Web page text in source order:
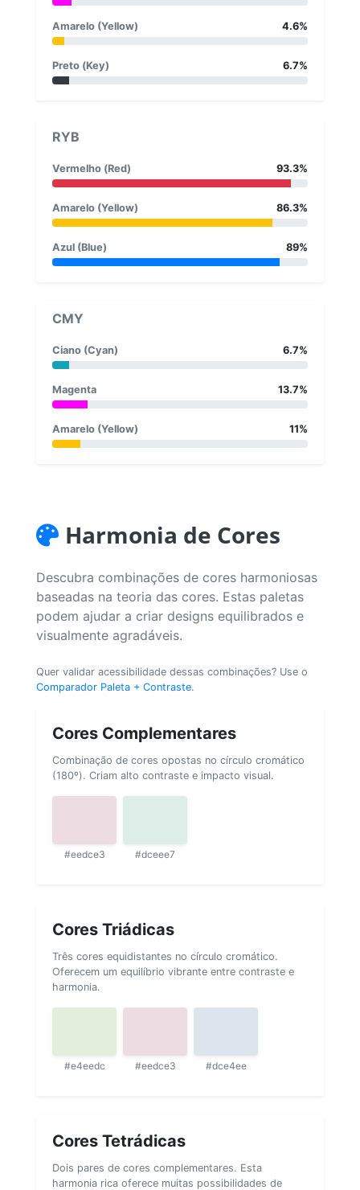
Amarelo (Yellow) 4.6%
Preto (Key) 6.7%
RYB
Vermelho (Red) 93.3%
Amarelo (Yellow) 86.3%
Azul (Blue) 89%
CMY
Ciano (Cyan) 6.7%
Magenta 13.7%
Amarelo (Yellow) 11%
Harmonia de Cores
Descubra combinações de cores harmoniosas
baseadas na teoria das cores. Estas paletas
podem ajudar a criar designs equilibrados e
visualmente agradáveis.
Quer validar acessibilidade dessas combinações? Use o
Comparador Paleta + Contraste.
Cores Complementares
Combinação de cores opostas no círculo cromático
(180º). Criam alto contraste e impacto visual.
#eedce3 #dceee7
Cores Triádicas
Três cores equidistantes no círculo cromático.
Oferecem um equilíbrio vibrante entre contraste e
harmonia.
#e4eedc #eedce3 #dce4ee
Cores Tetrádicas
Dois pares de cores complementares. Esta
harmonia rica oferece muitas possibilidades de